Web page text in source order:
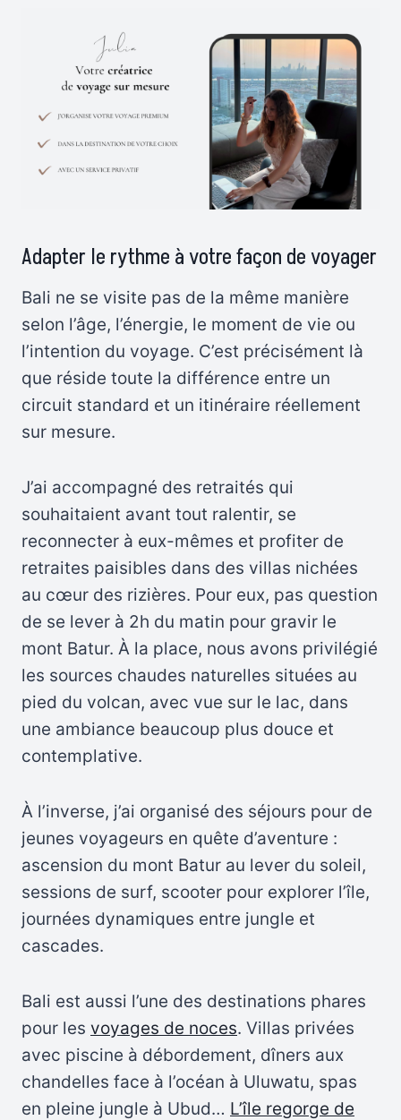
Adapter le rythme à votre façon de voyager
Bali ne se visite pas de la même manière
selon l’âge, l’énergie, le moment de vie ou
l’intention du voyage. C’est précisément là
que réside toute la différence entre un
circuit standard et un itinéraire réellement
sur mesure.
J’ai accompagné des retraités qui
souhaitaient avant tout ralentir, se
reconnecter à eux-mêmes et profiter de
retraites paisibles dans des villas nichées
au cœur des rizières. Pour eux, pas question
de se lever à 2h du matin pour gravir le
mont Batur. À la place, nous avons privilégié
les sources chaudes naturelles situées au
pied du volcan, avec vue sur le lac, dans
une ambiance beaucoup plus douce et
contemplative.
À l’inverse, j’ai organisé des séjours pour de
jeunes voyageurs en quête d’aventure :
ascension du mont Batur au lever du soleil,
sessions de surf, scooter pour explorer l’île,
journées dynamiques entre jungle et
cascades.
Bali est aussi l’une des destinations phares
pour les voyages de noces. Villas privées
avec piscine à débordement, dîners aux
chandelles face à l’océan à Uluwatu, spas
en pleine jungle à Ubud… L’île regorge de